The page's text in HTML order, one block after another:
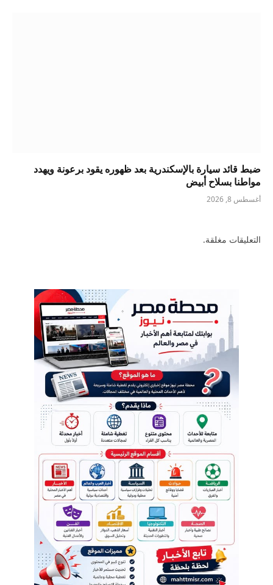
ضبط قائد سيارة بالإسكندرية بعد ظهوره يقود برعونة ويهدد
مواطنا بسلاح أبيض
أغسطس 8, 2026
التعليقات مغلقة.